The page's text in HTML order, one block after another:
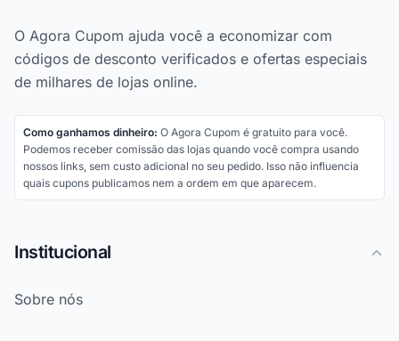
O Agora Cupom ajuda você a economizar com
códigos de desconto verificados e ofertas especiais
de milhares de lojas online.
Como ganhamos dinheiro: O Agora Cupom é gratuito para você.
Podemos receber comissão das lojas quando você compra usando
nossos links, sem custo adicional no seu pedido. Isso não influencia
quais cupons publicamos nem a ordem em que aparecem.
Institucional
Sobre nós